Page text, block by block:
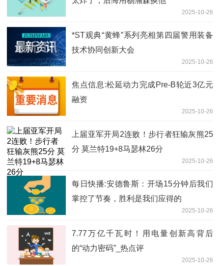
2025-10-26
*ST观典“黄蜂”系列亮相第四届警用装备
技术协同创新大会
2025-10-26
焦点信息:松延动力完成Pre-B轮近3亿元
融资
2025-10-26
上届亚军开局2连败！步行者狂输灰熊25
分 莫兰特19+8马瑟林26分
2025-10-26
每日快播:安德鲁斯：开场15分钟后我们
掌控了节奏，胜利是我们应得的
2025-10-26
7.77万亿千瓦时！用电量创新高背后
的“动力密码”_热点评
2025-10-26